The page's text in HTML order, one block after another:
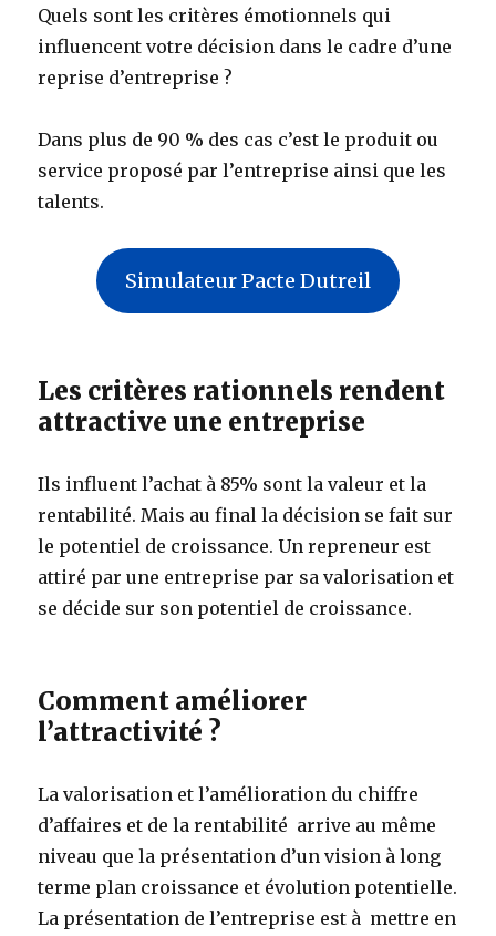
Quels sont les critères émotionnels qui
influencent votre décision dans le cadre d’une
reprise d’entreprise ?
Dans plus de 90 % des cas c’est le produit ou
service proposé par l’entreprise ainsi que les
talents.
Simulateur Pacte Dutreil
Les critères rationnels rendent
attractive une entreprise
Ils influent l’achat à 85% sont la valeur et la
rentabilité. Mais au final la décision se fait sur
le potentiel de croissance. Un repreneur est
attiré par une entreprise par sa valorisation et
se décide sur son potentiel de croissance.
Comment améliorer
l’attractivité ?
La valorisation et l’amélioration du chiffre
d’affaires et de la rentabilité arrive au même
niveau que la présentation d’un vision à long
terme plan croissance et évolution potentielle.
La présentation de l’entreprise est à mettre en